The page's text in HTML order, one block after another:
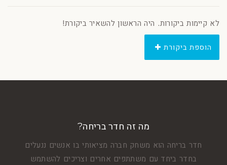
לא קיימות ביקורות. היה הראשון להשאיר ביקורת!
הוספת ביקורת
מה זה חדר בריחה?
חדר בריחה הוא משחק חברה מציאותי בו אנשים ננעלים
בחדר ביחד עם משתתפים אחרים וצריכים להשתמש